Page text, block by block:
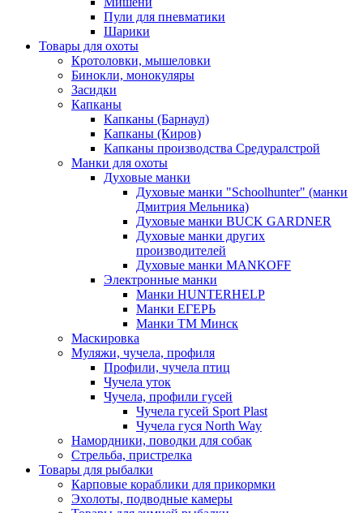
Пули для пневматики
Шарики
Товары для охоты
Кротоловки, мышеловки
Бинокли, монокуляры
Засидки
Капканы
Капканы (Барнаул)
Капканы (Киров)
Капканы производства Средуралстрой
Манки для охоты
Духовые манки
Духовые манки "Schoolhunter" (манки
Дмитрия Мельника)
Духовые манки BUCK GARDNER
Духовые манки других
производителей
Духовые манки MANKOFF
Электронные манки
Манки HUNTERHELP
Манки ЕГЕРЬ
Манки ТМ Минск
Маскировка
Муляжи, чучела, профиля
Профили, чучела птиц
Чучела уток
Чучела, профили гусей
Чучела гусей Sport Plast
Чучела гуся North Way
Намордники, поводки для собак
Стрельба, пристрелка
Товары для рыбалки
Карповые кораблики для прикормки
Эхолоты, подводные камеры